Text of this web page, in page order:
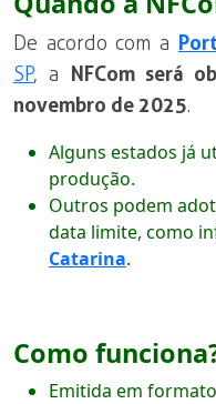
De acordo com a
SP, a
NFCom será
novembro de 2025.
Alguns estados já
produção.
Outros podem
data limite, como
Catarina.
Como
Emitida em formato